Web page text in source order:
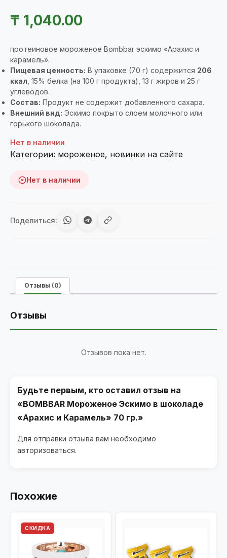
₸ 1,040.00
протеиновое мороженое Bombbar эскимо «Арахис и
карамель».
Пищевая ценность: В упаковке (70 г) содержится 206
ккал , 15% белка (на 100 г продукта), 13 г жиров и 25 г
углеводов.
Состав: Продукт не содержит добавленного сахара.
Внешний вид: Эскимо покрыто слоем молочного или
горького шоколада.
Нет в наличии
Категории: мороженое, новинки на сайте
Нет в наличии
Поделиться:
Отзывы (0)
Отзывы
Отзывов пока нет.
Будьте первым, кто оставил отзыв на
«BOMBBAR Мороженое Эскимо в шоколаде
«Арахис и Карамель» 70 гр.»
Для отправки отзыва вам необходимо
авторизоваться.
Похожие
СКИДКА